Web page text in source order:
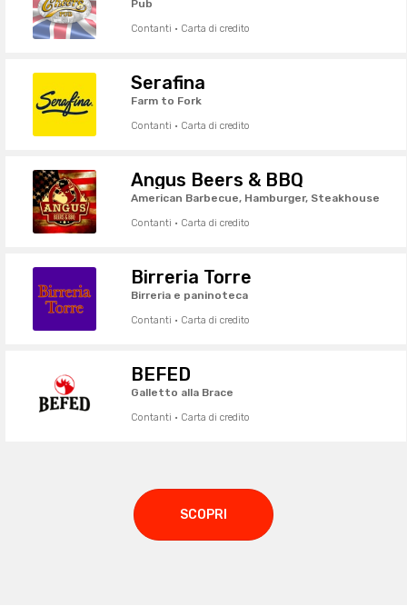
Pub
Contanti · Carta di credito
Serafina
Farm to Fork
Contanti · Carta di credito
Angus Beers & BBQ
American Barbecue, Hamburger, Steakhouse
Contanti · Carta di credito
Birreria Torre
Birreria e paninoteca
Contanti · Carta di credito
BEFED
Galletto alla Brace
Contanti · Carta di credito
SCOPRI